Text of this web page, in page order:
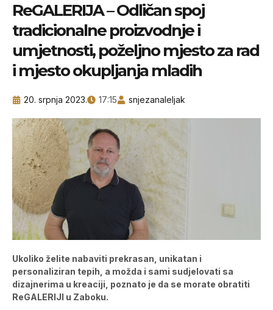
ReGALERIJA – Odličan spoj
tradicionalne proizvodnje i
umjetnosti, poželjno mjesto za rad
i mjesto okupljanja mladih
20. srpnja 2023. 17:15 snjezanaleljak
Ukoliko želite nabaviti prekrasan, unikatan i
personaliziran tepih, a možda i sami sudjelovati sa
dizajnerima u kreaciji, poznato je da se morate obratiti
ReGALERIJI u Zaboku.